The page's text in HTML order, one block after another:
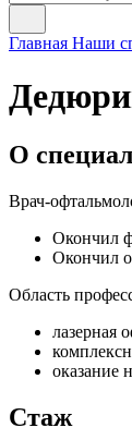
Главная Наши
О
Врач-
Окончил
Окончил
Область
лазерная
оказание
Стаж